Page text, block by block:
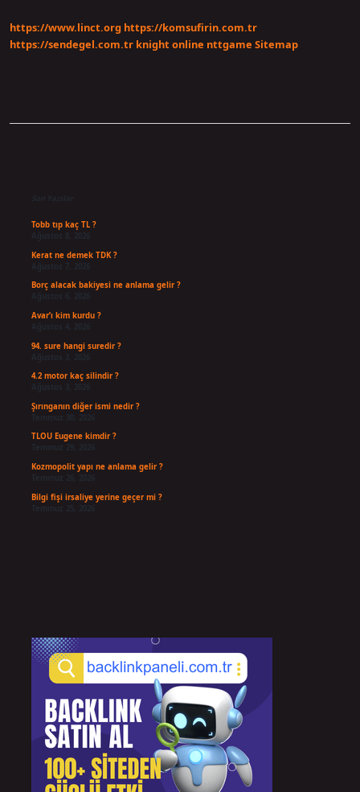
https://www.linct.org https://komsufirin.com.tr
https://sendegel.com.tr knight online nttgame Sitemap
Son Yazılar
Tobb tıp kaç TL ?
Ağustos 8, 2026
Kerat ne demek TDK ?
Ağustos 7, 2026
Borç alacak bakiyesi ne anlama gelir ?
Ağustos 6, 2026
Avar’ı kim kurdu ?
Ağustos 4, 2026
94. sure hangi suredir ?
Ağustos 3, 2026
4.2 motor kaç silindir ?
Ağustos 3, 2026
Şırınganın diğer ismi nedir ?
TLOU Eugene kimdir ?
Temmuz 29, 2026
Kozmopolit yapı ne anlama gelir ?
Bilgi fişi irsaliye yerine geçer mi ?
Temmuz 25, 2026